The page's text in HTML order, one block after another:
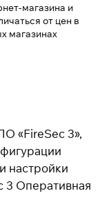
магазина и
от цен в
магазинах
«FireSec 3»,
настройки
3 Оперативная